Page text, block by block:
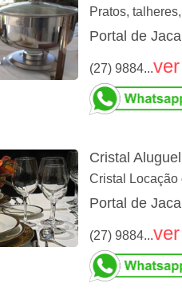
Pratos,
Portal de
(27) 9884...
Cristal
Cristal Locação
Portal de
(27) 9884...